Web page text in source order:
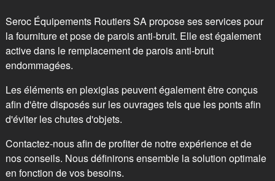
Seroc Équipements Routiers SA propose ses services pour
la fourniture et pose de parois anti-bruit. Elle est également
active dans le remplacement de parois anti-bruit
endommagées.
Les éléments en plexiglas peuvent également être conçus
afin d'être disposés sur les ouvrages tels que les ponts afin
d'éviter les chutes d'objets.
Contactez-nous afin de profiter de notre expérience et de
nos conseils. Nous définirons ensemble la solution optimale
en fonction de vos besoins.